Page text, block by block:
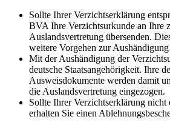
Sollte Ihrer Verzichtserklärung
BVA Ihre Verzichtsurkunde an Ihre
Auslandsvertretung übersenden.
weitere Vorgehen zur
Mit der Aushändigung der
deutsche Staatsangehörigkeit. Ihre
Ausweisdokumente werden damit
die Auslandsvertretung eingezogen.
Sollte Ihrer Verzichtserklärung nicht
erhalten Sie einen